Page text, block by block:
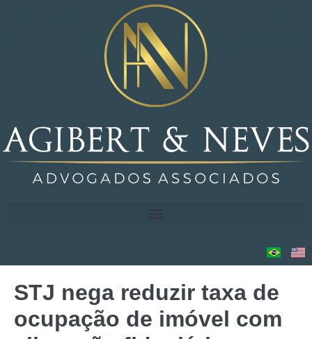
STJ nega reduzir taxa de
ocupação de imóvel com